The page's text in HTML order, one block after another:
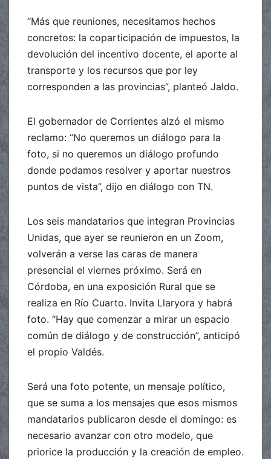
“Más que reuniones, necesitamos hechos
concretos: la coparticipación de impuestos, la
devolución del incentivo docente, el aporte al
transporte y los recursos que por ley
corresponden a las provincias”, planteó Jaldo.
El gobernador de Corrientes alzó el mismo
reclamo: “No queremos un diálogo para la
foto, si no queremos un diálogo profundo
donde podamos resolver y aportar nuestros
puntos de vista”, dijo en diálogo con TN.
Los seis mandatarios que integran Provincias
Unidas, que ayer se reunieron en un Zoom,
volverán a verse las caras de manera
presencial el viernes próximo. Será en
Córdoba, en una exposición Rural que se
realiza en Río Cuarto. Invita Llaryora y habrá
foto. “Hay que comenzar a mirar un espacio
común de diálogo y de construcción”, anticipó
el propio Valdés.
Será una foto potente, un mensaje político,
que se suma a los mensajes que esos mismos
mandatarios publicaron desde el domingo: es
necesario avanzar con otro modelo, que
priorice la producción y la creación de empleo.